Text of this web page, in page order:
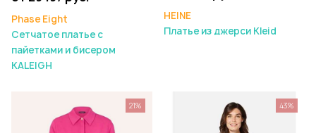
Phase Eight
Сетчатое платье с
пайетками и бисером
KALEIGH
HEINE
Платье из джерси Kleid
21% 43%